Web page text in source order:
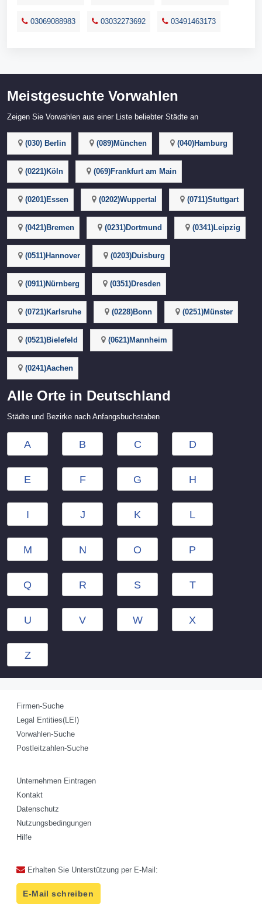
03069088983 03032273692 03491463173
Meistgesuchte Vorwahlen
Zeigen Sie Vorwahlen aus einer Liste beliebter Städte an
(030) Berlin (089)München (040)Hamburg
(0221)Köln (069)Frankfurt am Main
(0201)Essen (0202)Wuppertal (0711)Stuttgart
(0421)Bremen (0231)Dortmund (0341)Leipzig
(0511)Hannover (0203)Duisburg
(0911)Nürnberg (0351)Dresden
(0721)Karlsruhe (0228)Bonn (0251)Münster
(0521)Bielefeld (0621)Mannheim
(0241)Aachen
Alle Orte in Deutschland
Städte und Bezirke nach Anfangsbuchstaben
A B C D
E F G H
I J K L
M N O P
Q R S T
U V W X
Z
Firmen-Suche
Legal Entities(LEI)
Vorwahlen-Suche
Postleitzahlen-Suche
Unternehmen Eintragen
Kontakt
Datenschutz
Nutzungsbedingungen
Hilfe
Erhalten Sie Unterstützung per E-Mail:
E-Mail schreiben